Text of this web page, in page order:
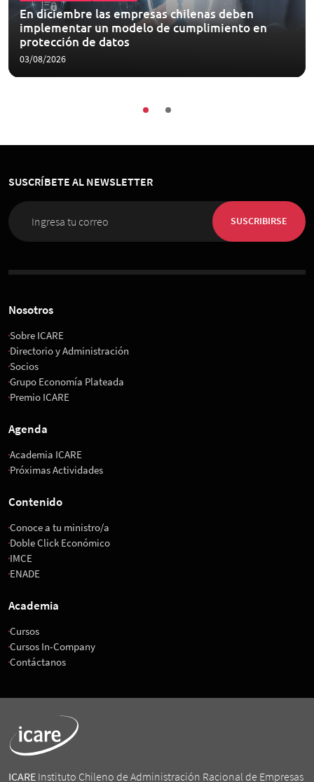
En diciembre las empresas chilenas deben
implementar un modelo de cumplimiento en
protección de datos
03/08/2026
SUSCRÍBETE AL NEWSLETTER
SUSCRIBIRSE
Nosotros
Sobre ICARE
Directorio y Administración
Socios
Grupo Economía Plateada
Premio ICARE
Agenda
Academia ICARE
Próximas Actividades
Contenido
Conoce a tu ministro/a
Doble Click Económico
IMCE
ENADE
Academia
Cursos
Cursos In-Company
Contáctanos
ICARE Instituto Chileno de Administración Racional de Empresas